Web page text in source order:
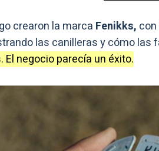
crearon la marca Fenikks,
las canilleras y cómo las
El negocio parecía un éxito.